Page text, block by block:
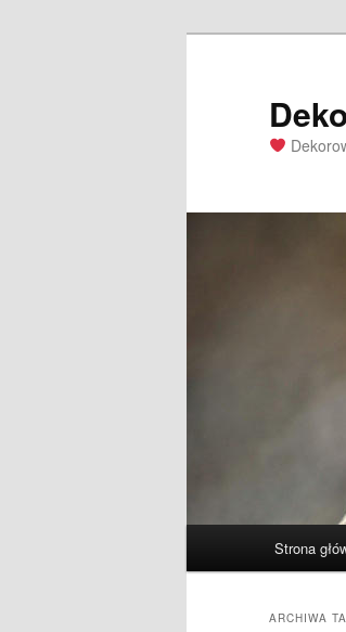
Strona
ARCHIWA